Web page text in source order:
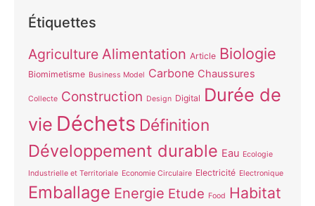
Étiquettes
Agriculture Alimentation Article Biologie
Biomimetisme Business Model Carbone Chaussures
Collecte Construction Design Digital Durée de
vie Déchets Définition
Développement durable Eau Ecologie
Industrielle et Territoriale Economie Circulaire Electricité Electronique
Emballage Energie Etude Food Habitat